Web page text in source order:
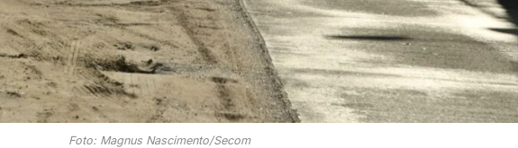
Foto: Magnus Nascimento/Secom